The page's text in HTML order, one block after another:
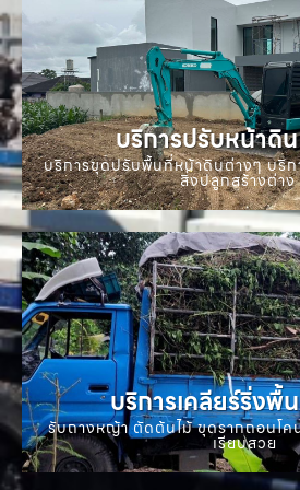
บริการปรับหน้าดิ
บริการขุดปรับพื้นที่หน้าดินต่างๆ บริ
สิ่งปลูกสร้างต่าง
บริการเคลียร์ริ่งพื้
รับถางหญ้า ตัดต้นไม้ ขุดรากถอนโค
เรียบสวย